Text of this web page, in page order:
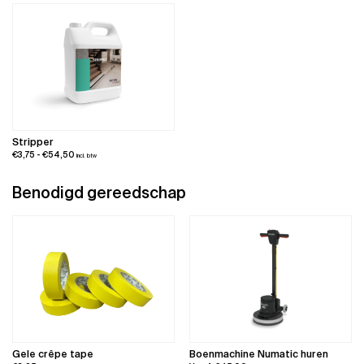
Stripper
€3,75 - €54,50 Prijsklasse:
€54,50
incl. btw
Benodigd gereedschap
Gele crêpe tape Boenmachine Numatic huren